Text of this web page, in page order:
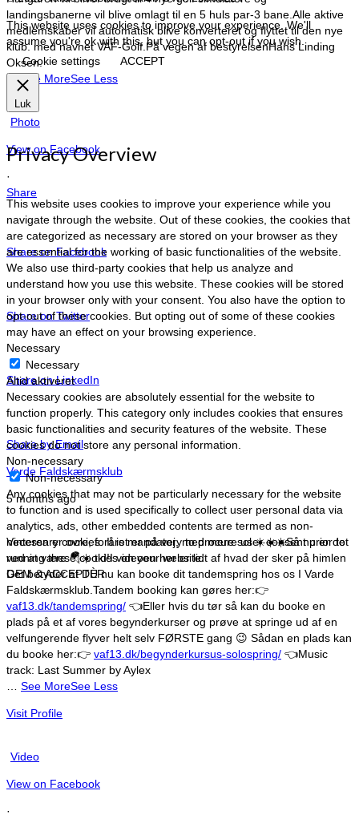
landingsbanerne vil blive omlagt til en 5 huls par-3 bane. Alle aktive
medlemskaber vil automatisk blive konverteret og flyttet til den nye
klub. med navnet VAF-Golf. På vegen af bestyrelsenHans Linding
Oksen.
… See MoreSee Less
Photo
View on Facebook
·
Share
Share on Facebook
Share on Twitter
Share on LinkedIn
Share by Email
Varde Faldskærmsklub
5 months ago
Vinteren er ovre, foråret er på vej, med mere sol ☀️☀️☀️Så nu er det
ved at være 🪂☀️ tid!I videoen her er lidt af hvad der sker på himlen
Det betyder at DU nu kan booke dit tandemspring hos os I Varde
Faldskærmsklub. Tandem booking kan gøres her:👉
vaf13.dk/tandemspring/ 👈Eller hvis du tør så kan du booke en
plads på et af vores begynderkurser og prøve at springe ud af en
velfungerende flyver helt selv FØRSTE gang 😉 Sådan en plads kan
du booke her:👉 vaf13.dk/begynderkursus-solospring/ 👈Music
track: Last Summer by Aylex
See MoreSee Less
Visit Profile
Video
View on Facebook
·
This website uses cookies to improve your experience. We'll
assume you're ok with this, but you can opt-out if you wish.
Cookie settings
ACCEPT
Luk
Privacy Overview
This website uses cookies to improve your experience while you
navigate through the website. Out of these cookies, the cookies that
are categorized as necessary are stored on your browser as they
are essential for the working of basic functionalities of the website.
We also use third-party cookies that help us analyze and
understand how you use this website. These cookies will be stored
in your browser only with your consent. You also have the option to
opt-out of these cookies. But opting out of some of these cookies
may have an effect on your browsing experience.
Necessary
Necessary
Altid aktiveret
Necessary cookies are absolutely essential for the website to
function properly. This category only includes cookies that ensures
basic functionalities and security features of the website. These
cookies do not store any personal information.
Non-necessary
Non-necessary
Any cookies that may not be particularly necessary for the website
to function and is used specifically to collect user personal data via
analytics, ads, other embedded contents are termed as non-
necessary cookies. It is mandatory to procure user consent prior to
running these cookies on your website.
GEM & ACCEPTÈR